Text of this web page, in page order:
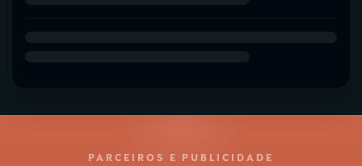
PARCEIROS E PUBLICIDADE